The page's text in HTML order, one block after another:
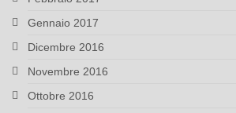
Gennaio 2017
Dicembre 2016
Novembre 2016
Ottobre 2016